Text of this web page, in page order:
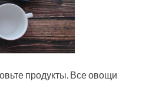
продукты. Все овощи